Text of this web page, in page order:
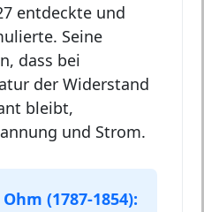
entdeckte und
Seine
dass bei
der Widerstand
bleibt,
und Strom.
(1787-1854):